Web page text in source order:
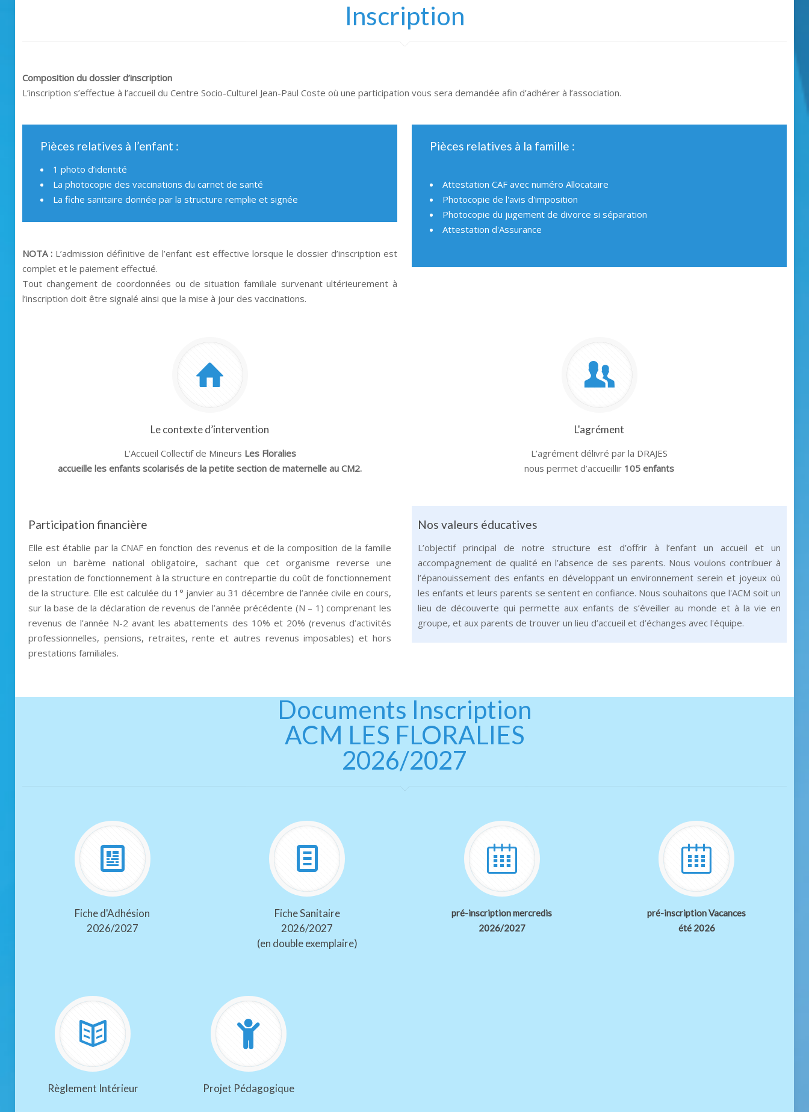
Inscription
Composition du dossier d’inscription
L’inscription s’effectue à l’accueil du Centre Socio-Culturel Jean-Paul Coste où une participation vous sera demandée afin d’adhérer à l’association.
Pièces relatives à l’enfant :
1 photo d’identité
La photocopie des vaccinations du carnet de santé
La fiche sanitaire donnée par la structure remplie et signée
NOTA : L’admission définitive de l’enfant est effective lorsque le dossier d’inscription est
complet et le paiement effectué.
Tout changement de coordonnées ou de situation familiale survenant ultérieurement à
l’inscription doit être signalé ainsi que la mise à jour des vaccinations.
Pièces relatives à la famille :
Attestation CAF avec numéro Allocataire
Photocopie de l'avis d'imposition
Photocopie du jugement de divorce si séparation
Attestation d'Assurance
Le contexte d’intervention
L'Accueil Collectif de Mineurs Les Floralies
accueille les enfants scolarisés de la petite section de maternelle au CM2.
L'agrément
L’agrément délivré par la DRAJES
nous permet d’accueillir 105 enfants
Participation financière
Elle est établie par la CNAF en fonction des revenus et de la composition de la famille
selon un barème national obligatoire, sachant que cet organisme reverse une
prestation de fonctionnement à la structure en contrepartie du coût de fonctionnement
de la structure. Elle est calculée du 1° janvier au 31 décembre de l’année civile en cours,
sur la base de la déclaration de revenus de l’année précédente (N – 1) comprenant les
revenus de l’année N-2 avant les abattements des 10% et 20% (revenus d’activités
professionnelles, pensions, retraites, rente et autres revenus imposables) et hors
prestations familiales.
Nos valeurs éducatives
L’objectif principal de notre structure est d’offrir à l’enfant un accueil et un
accompagnement de qualité en l’absence de ses parents. Nous voulons contribuer à
l’épanouissement des enfants en développant un environnement serein et joyeux où
les enfants et leurs parents se sentent en confiance. Nous souhaitons que l'ACM soit un
lieu de découverte qui permette aux enfants de s’éveiller au monde et à la vie en
groupe, et aux parents de trouver un lieu d’accueil et d’échanges avec l'équipe.
Documents Inscription
ACM LES FLORALIES
2026/2027
Fiche d'Adhésion
2026/2027
Fiche Sanitaire
2026/2027
(en double exemplaire)
pré-inscription mercredis
2026/2027
pré-inscription Vacances
été 2026
Règlement Intérieur Projet Pédagogique